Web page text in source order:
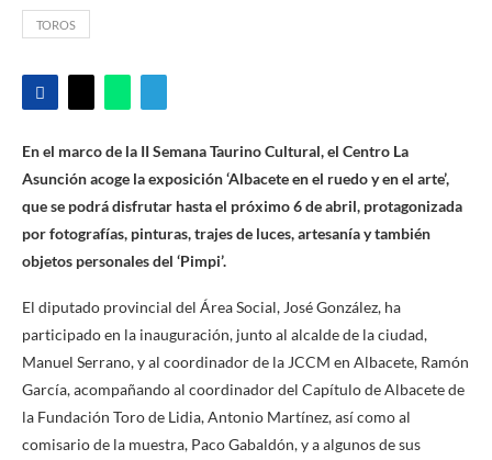
TOROS
En el marco de la II Semana Taurino Cultural, el Centro La
Asunción acoge la exposición ‘Albacete en el ruedo y en el arte’,
que se podrá disfrutar hasta el próximo 6 de abril, protagonizada
por fotografías, pinturas, trajes de luces, artesanía y también
objetos personales del ‘Pimpi’.
El diputado provincial del Área Social, José González, ha
participado en la inauguración, junto al alcalde de la ciudad,
Manuel Serrano, y al coordinador de la JCCM en Albacete, Ramón
García, acompañando al coordinador del Capítulo de Albacete de
la Fundación Toro de Lidia, Antonio Martínez, así como al
comisario de la muestra, Paco Gabaldón, y a algunos de sus